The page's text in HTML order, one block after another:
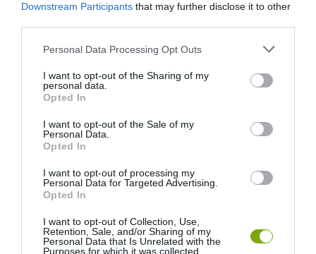
Downstream Participants that may further disclose it to other
Please note that this website/app uses one or more Google
not limited to your visit or usage behaviour. You may click to
grant or deny consent to Google and its third-party tags to
use your data for below specified purposes in below Google
consent section.
Personal Data Processing Opt Outs
I want to opt-out of the Sharing of my
personal data.
Opted In
I want to opt-out of the Sale of my
Personal Data.
Opted In
I want to opt-out of processing my
Personal Data for Targeted Advertising.
Opted In
I want to opt-out of Collection, Use,
Retention, Sale, and/or Sharing of my
Personal Data that Is Unrelated with the
Purposes for which it was collected.
A TERMÉSZET NEM SZERETI
AZ EGYHANGÚSÁGOT: A
ASZÁLY IDEJÉN IS OKOSABB
STRATÉGIA
A TUDÓSOK 262 ÚJ FAJT
KORAI MÉG MINDENTUDÓNAK